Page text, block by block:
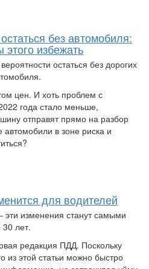
без автомобиля:
этого избежать
остаться без дорогих
цен. И хоть проблем с
года стало меньше,
отправят прямо на разбор
в зоне риска и
для водителей
эти изменения станут самыми
лет.
редакция ПДД. Поскольку
из этой статьи можно быстро